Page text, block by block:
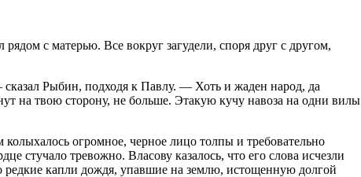
с матерью. Все вокруг загудели, споря друг с другом,
Рыбин, подходя к Павлу. — Хоть и жаден народ, да
на твою сторону, не больше. Этакую кучу навоза на одни вилы
огромное, черное лицо толпы и требовательно
стучало тревожно. Власову казалось, что его слова исчезли
редкие капли дождя, упавшие на землю, истощенную долгой